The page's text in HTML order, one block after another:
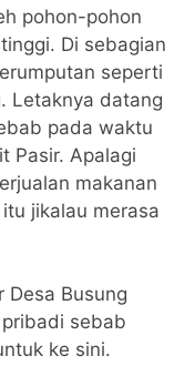
pohon-pohon
Di sebagian
seperti
Letaknya datang
pada waktu
Pasir. Apalagi
makanan
jikalau merasa
Desa Busung
sebab
ke sini.